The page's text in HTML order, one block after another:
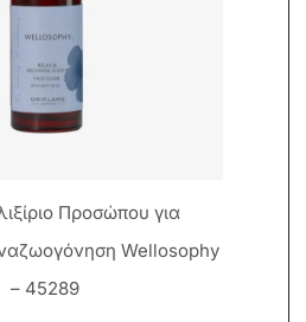
Προσώπου για
Wellosophy
– 45289